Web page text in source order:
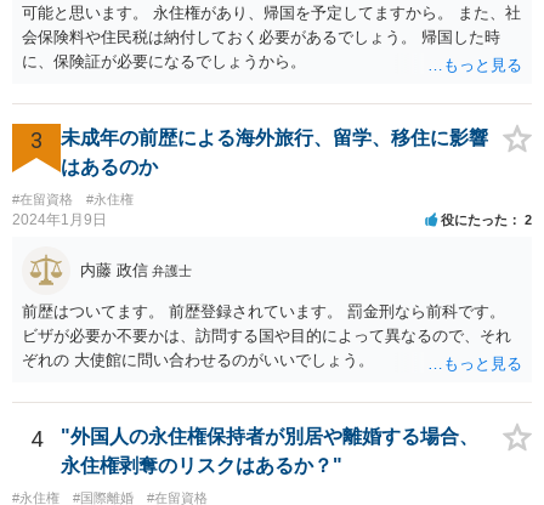
可能と思います。 永住権があり、帰国を予定してますから。 また、社
会保険料や住民税は納付しておく必要があるでしょう。 帰国した時
に、保険証が必要になるでしょうから。
3
未成年の前歴による海外旅行、留学、移住に影響
はあるのか
#在留資格 #永住権
2024年1月9日 役にたった 2
内藤 政信 弁護士
前歴はついてます。 前歴登録されています。 罰金刑なら前科です。
ビザが必要か不要かは、訪問する国や目的によって異なるので、それ
ぞれの 大使館に問い合わせるのがいいでしょう。
4
"外国人の永住権保持者が別居や離婚する場合、
永住権剥奪のリスクはあるか？"
#永住権 #国際離婚 #在留資格